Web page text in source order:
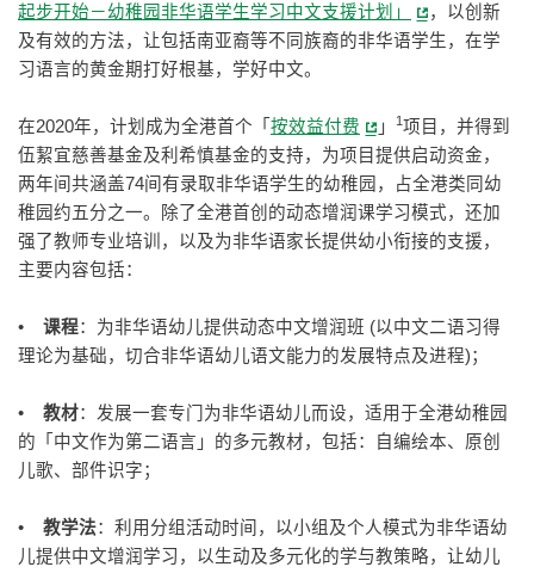
起步开始－幼稚园非华语学生学习中文支援计划」
，以创新
及有效的方法，让包括南亚裔等不同族裔的非华语学生，在学
习语言的黄金期打好根基，学好中文。
在2020年，计划成为全港首个「 按效益付费 」 1 项目，并得到
伍絜宜慈善基金及利希慎基金的支持，为项目提供启动资金，
两年间共涵盖74间有录取非华语学生的幼稚园，占全港类同幼
稚园约五分之一。除了全港首创的动态增润课学习模式，还加
强了教师专业培训，以及为非华语家长提供幼小衔接的支援，
主要内容包括：
• 课程：为非华语幼儿提供动态中文增润班 (以中文二语习得
理论为基础，切合非华语幼儿语文能力的发展特点及进程)；
• 教材：发展一套专门为非华语幼儿而设，适用于全港幼稚园
的「中文作为第二语言」的多元教材，包括：自编绘本、原创
儿歌、部件识字；
• 教学法：利用分组活动时间，以小组及个人模式为非华语幼
儿提供中文增润学习，以生动及多元化的学与教策略，让幼儿